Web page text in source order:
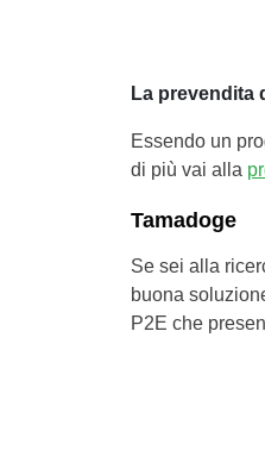
La prevendita
Essendo un
di più vai alla
Tamadoge
Se sei alla
buona
P2E che